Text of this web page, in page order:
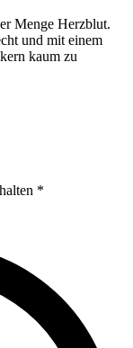
Menge Herzblut.
und mit einem
kaum zu
*